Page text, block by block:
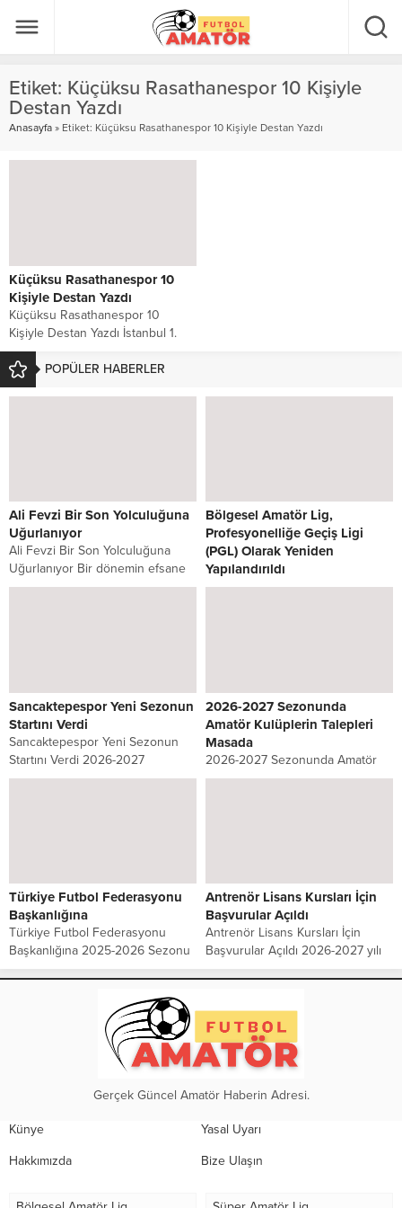
POPÜLER HABERLER
Ali Fevzi Bir Son Yolculuğuna
Uğurlanıyor
Ali Fevzi Bir Son Yolculuğuna
Uğurlanıyor Bir dönemin efsane
kulübü Sahrayıcedit Spor
Bölgesel Amatör Lig,
Profesyonelliğe Geçiş Ligi
(PGL) Olarak Yeniden
Yapılandırıldı
Bölgesel Amatör Lig,
Ligi (PGL) olarak...
Sancaktepespor Yeni Sezonun
Startını Verdi
Sancaktepespor Yeni Sezonun
Startını Verdi 2026-2027
sezonunda İstanbul Süper
2026-2027 Sezonunda
Amatör Kulüplerin Talepleri
Masada
2026-2027 Sezonunda Amatör
Kulüplerin Talepleri Masada Yaş
Türkiye Futbol Federasyonu
Başkanlığına
Türkiye Futbol Federasyonu
Başkanlığına 2025-2026 Sezonu
İstanbul 2. Amatör Lig Yükselme
İlkesinin Korunmasına İlişkin
kulüpler ortak açıklama yaptılar.
Antrenör Lisans Kursları İçin
Başvurular Açıldı
Antrenör Lisans Kursları İçin
Başvurular Açıldı 2026-2027 yılı
içerisinde yapılacak UEFA A
Lisans, UEFA C...
Etiket: Küçüksu Rasathanespor 10 Kişiyle
Destan Yazdı
Anasayfa » Etiket: Küçüksu Rasathanespor 10 Kişiyle Destan Yazdı
Küçüksu Rasathanespor 10
Kişiyle Destan Yazdı
Küçüksu Rasathanespor 10
Kişiyle Destan Yazdı İstanbul 1.
Amatör Lig 15. Grup’ta
şampiyonluk mücadelesi veren...
Gerçek Güncel Amatör Haberin Adresi.
Künye Yasal Uyarı
Hakkımızda Bize Ulaşın